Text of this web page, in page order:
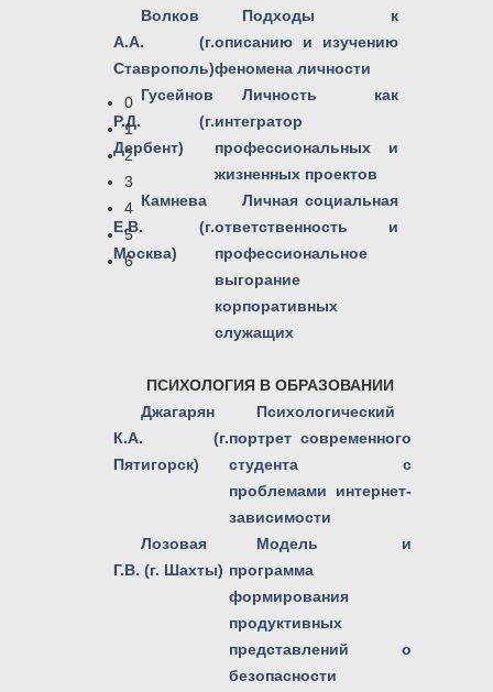
0
1
2
3
4
5
6
Волков
А.А. (г.
Ставрополь)
Подходы к
описанию и изучению
феномена личности
Гусейнов
Р.Д. (г.
Дербент)
Личность как
интегратор
профессиональных и
жизненных проектов
Камнева
Е.В. (г.
Москва)
Личная социальная
ответственность и
профессиональное
выгорание
корпоративных
служащих
ПСИХОЛОГИЯ В ОБРАЗОВАНИИ
Джагарян
К.А. (г.
Пятигорск)
Психологический
портрет современного
студента с
проблемами интернет-
зависимости
Лозовая
Г.В. (г. Шахты)
Модель и
программа
формирования
продуктивных
представлений о
безопасности